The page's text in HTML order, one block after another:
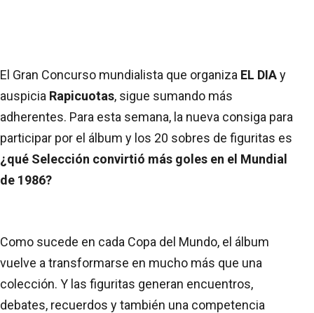
El Gran Concurso mundialista que organiza EL DIAy
auspicia Rapicuotas, sigue sumando más
adherentes. Para esta semana, la nueva consiga para
participar por el álbum y los 20 sobres de figuritas es
¿qué Selección convirtió más goles en el Mundial
de 1986?
Como sucede en cada Copa del Mundo, el álbum
vuelve a transformarse en mucho más que una
colección. Y las figuritas generan encuentros,
debates, recuerdos y también una competencia